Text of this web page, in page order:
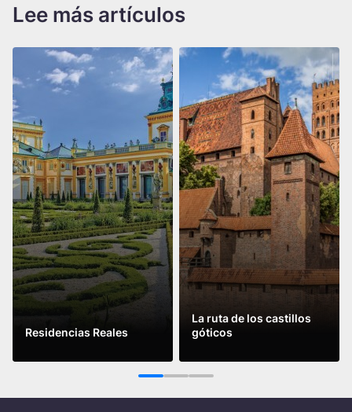
Lee más artículos
Residencias Reales
Leer más
La ruta de los castillos
góticos
Leer más
1 2 3